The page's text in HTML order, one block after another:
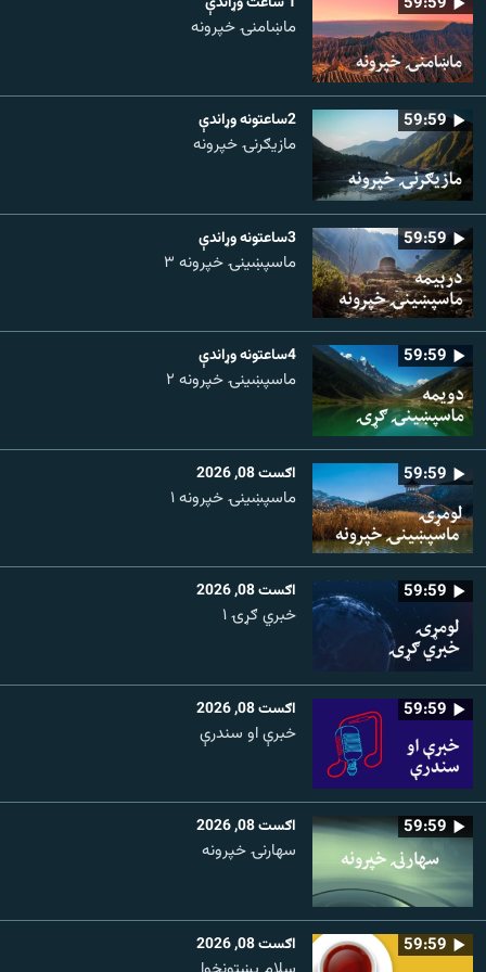
ماښامنۍ خپرونه
59:59 2ساعتونه وړاندې
مازیګرنۍ خپرونه
59:59 3ساعتونه وړاندې
ماسپښینۍ خپرونه ۳
59:59 4ساعتونه وړاندې
ماسپښينۍ خپرونه ۲
59:59 اګست 08, 2026
ماسپښينۍ خپرونه ۱
59:59 اګست 08, 2026
خبري ګړۍ ۱
59:59 اګست 08, 2026
خبرې او سندرې
59:59 اګست 08, 2026
سهارنۍ خپرونه
59:59 اګست 08, 2026